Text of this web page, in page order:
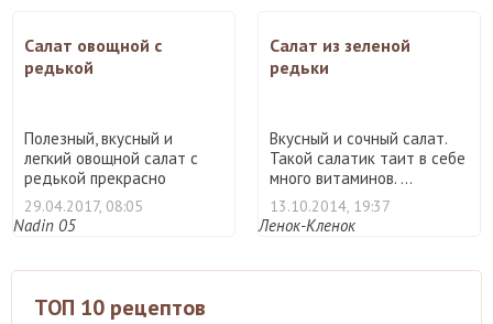
Салат овощной с
редькой
Полезный, вкусный и
легкий овощной салат с
редькой прекрасно
подойде ...
29.04.2017, 08:05
Nadin 05
Салат из зеленой
редьки
Вкусный и сочный салат.
Такой салатик таит в себе
много витаминов. ...
13.10.2014, 19:37
Ленок-Кленок
ТОП 10 рецептов